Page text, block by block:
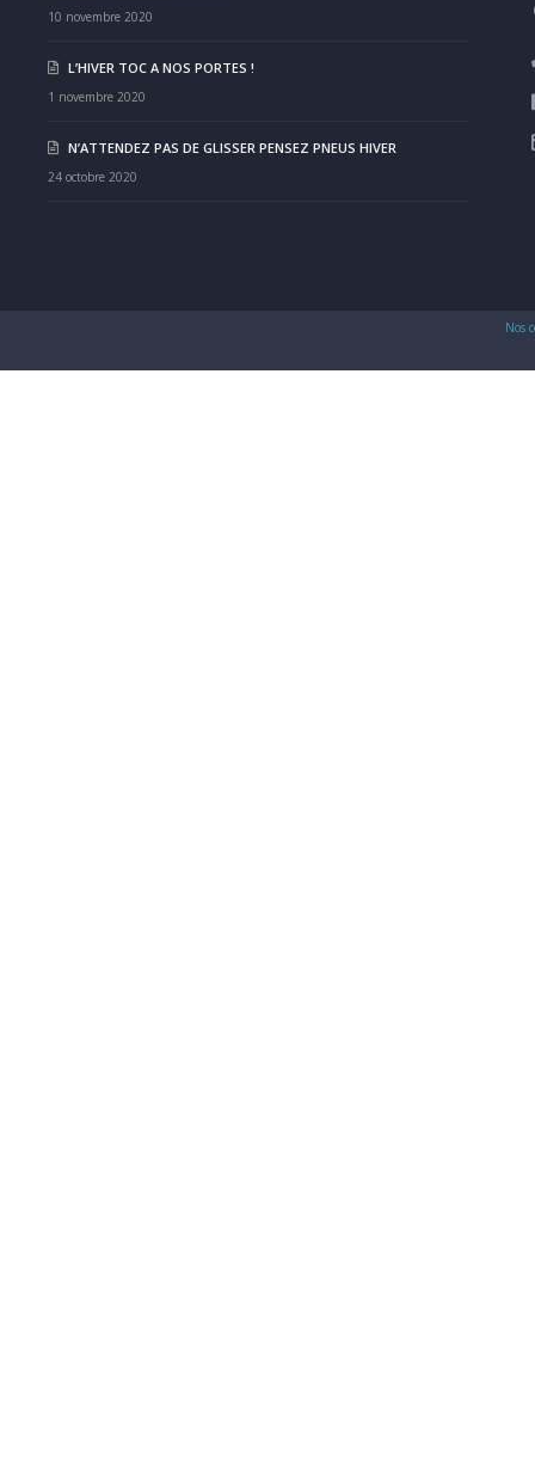
10 novembre 2020
L’HIVER TOC A NOS PORTES !
1 novembre 2020
N’ATTENDEZ PAS DE GLISSER PENSEZ PNEUS HIVER
24 octobre 2020
Nos